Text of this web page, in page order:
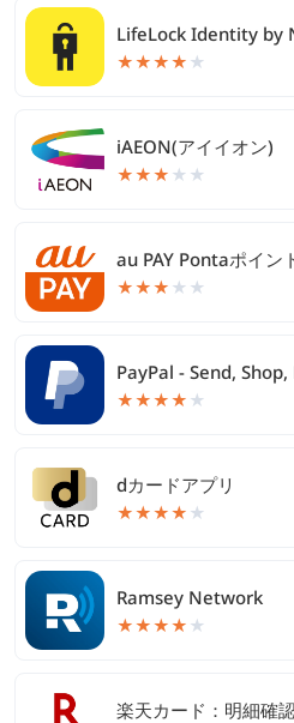
LifeLock Identity by
★★★★ ★
iAEON(アイイオン)
★★★ ★ ★
★★★ ★ ★
PayPal - Send,
★★★★ ★
dカードアプリ
★★★★ ★
Ramsey Network
★★★★ ★
楽天カード：明細確